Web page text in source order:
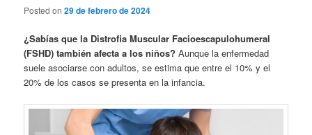
Posted on29 de febrero de 2024
¿Sabías que la Distrofia Muscular Facioescapulohumeral
(FSHD) también afecta a los niños? Aunque la enfermedad
suele asociarse con adultos, se estima que entre el 10% y el
20% de los casos se presenta en la infancia.